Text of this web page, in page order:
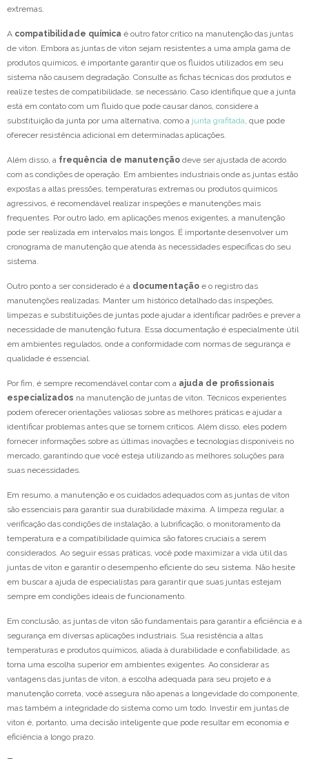
extremas.
A compatibilidade química é outro fator crítico na manutenção das juntas
de viton. Embora as juntas de viton sejam resistentes a uma ampla gama de
produtos químicos, é importante garantir que os fluidos utilizados em seu
sistema não causem degradação. Consulte as fichas técnicas dos produtos e
realize testes de compatibilidade, se necessário. Caso identifique que a junta
está em contato com um fluido que pode causar danos, considere a
substituição da junta por uma alternativa, como a junta grafitada, que pode
oferecer resistência adicional em determinadas aplicações.
Além disso, a frequência de manutenção deve ser ajustada de acordo
com as condições de operação. Em ambientes industriais onde as juntas estão
expostas a altas pressões, temperaturas extremas ou produtos químicos
agressivos, é recomendável realizar inspeções e manutenções mais
frequentes. Por outro lado, em aplicações menos exigentes, a manutenção
pode ser realizada em intervalos mais longos. É importante desenvolver um
cronograma de manutenção que atenda às necessidades específicas do seu
sistema.
Outro ponto a ser considerado é a documentação e o registro das
manutenções realizadas. Manter um histórico detalhado das inspeções,
limpezas e substituições de juntas pode ajudar a identificar padrões e prever a
necessidade de manutenção futura. Essa documentação é especialmente útil
em ambientes regulados, onde a conformidade com normas de segurança e
qualidade é essencial.
Por fim, é sempre recomendável contar com a ajuda de profissionais
especializados na manutenção de juntas de viton. Técnicos experientes
podem oferecer orientações valiosas sobre as melhores práticas e ajudar a
identificar problemas antes que se tornem críticos. Além disso, eles podem
fornecer informações sobre as últimas inovações e tecnologias disponíveis no
mercado, garantindo que você esteja utilizando as melhores soluções para
suas necessidades.
Em resumo, a manutenção e os cuidados adequados com as juntas de viton
são essenciais para garantir sua durabilidade máxima. A limpeza regular, a
verificação das condições de instalação, a lubrificação, o monitoramento da
temperatura e a compatibilidade química são fatores cruciais a serem
considerados. Ao seguir essas práticas, você pode maximizar a vida útil das
juntas de viton e garantir o desempenho eficiente do seu sistema. Não hesite
em buscar a ajuda de especialistas para garantir que suas juntas estejam
sempre em condições ideais de funcionamento.
Em conclusão, as juntas de viton são fundamentais para garantir a eficiência e a
segurança em diversas aplicações industriais. Sua resistência a altas
temperaturas e produtos químicos, aliada à durabilidade e confiabilidade, as
torna uma escolha superior em ambientes exigentes. Ao considerar as
vantagens das juntas de viton, a escolha adequada para seu projeto e a
manutenção correta, você assegura não apenas a longevidade do componente,
mas também a integridade do sistema como um todo. Investir em juntas de
viton é, portanto, uma decisão inteligente que pode resultar em economia e
eficiência a longo prazo.